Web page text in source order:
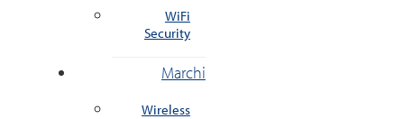
WiFi
Security
Marchi
Wireless